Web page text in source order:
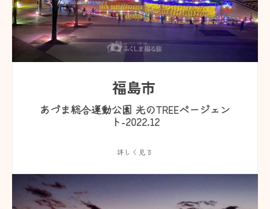
福島市
あづま総合運動公園 光のTREEページェン
ト-2022.12
詳しく見る